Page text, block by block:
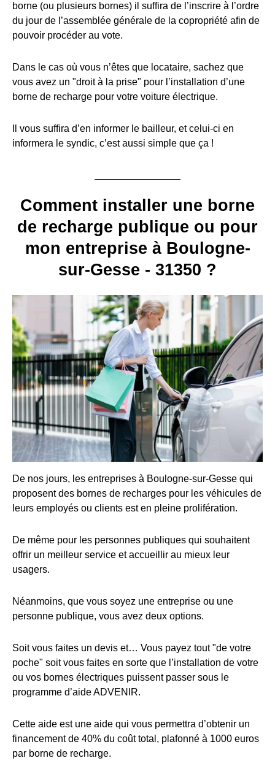
borne (ou plusieurs bornes) il suffira de l’inscrire à l’ordre
du jour de l’assemblée générale de la copropriété afin de
pouvoir procéder au vote.
Dans le cas où vous n’êtes que locataire, sachez que
vous avez un "droit à la prise" pour l’installation d’une
borne de recharge pour votre voiture électrique.
Il vous suffira d’en informer le bailleur, et celui-ci en
informera le syndic, c’est aussi simple que ça !
Comment installer une borne
de recharge publique ou pour
mon entreprise à Boulogne-
sur-Gesse - 31350 ?
De nos jours, les entreprises à Boulogne-sur-Gesse qui
proposent des bornes de recharges pour les véhicules de
leurs employés ou clients est en pleine prolifération.
De même pour les personnes publiques qui souhaitent
offrir un meilleur service et accueillir au mieux leur
usagers.
Néanmoins, que vous soyez une entreprise ou une
personne publique, vous avez deux options.
Soit vous faites un devis et… Vous payez tout "de votre
poche" soit vous faites en sorte que l’installation de votre
ou vos bornes électriques puissent passer sous le
programme d’aide ADVENIR.
Cette aide est une aide qui vous permettra d’obtenir un
financement de 40% du coût total, plafonné à 1000 euros
par borne de recharge.